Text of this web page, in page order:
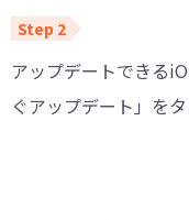
アップデートできる
ぐアップデート」をタ